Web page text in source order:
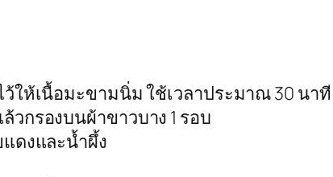
ให้เนื้อมะขามนิ่ม ใช้เวลาประมาณ 30 นาที
กรองบนผ้าขาวบาง 1 รอบ
ดงและน้ำผึ้ง